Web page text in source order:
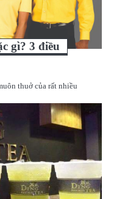
gì? 3 điều
thuở của rất nhiều